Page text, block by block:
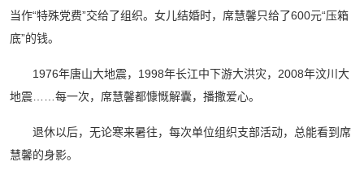
当作“特殊党费”交给了组织。女儿结婚时，席慧馨只给了600元“压箱
底”的钱。
1976年唐山大地震，1998年长江中下游大洪灾，2008年汶川大
地震……每一次，席慧馨都慷慨解囊，播撒爱心。
退休以后，无论寒来暑往，每次单位组织支部活动，总能看到席
慧馨的身影。